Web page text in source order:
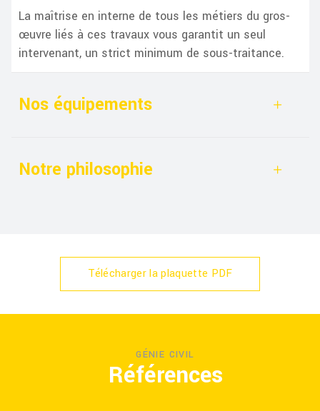
La maîtrise en interne de tous les métiers du gros-
œuvre liés à ces travaux vous garantit un seul
intervenant, un strict minimum de sous-traitance.
Nos équipements
Notre philosophie
Télécharger la plaquette PDF
GÉNIE CIVIL
Références